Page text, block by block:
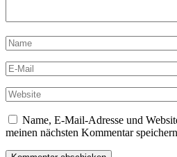
Name, E-Mail-Adresse und
meinen nächsten Kommentar